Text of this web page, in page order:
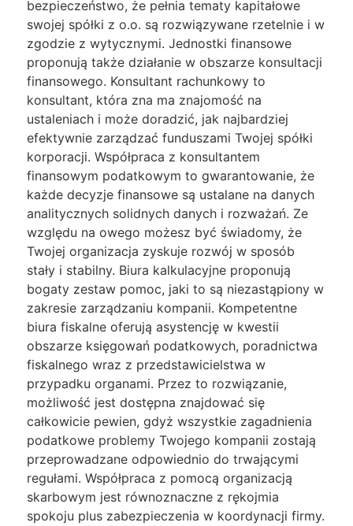
bezpieczeństwo, że pełnia tematy kapitałowe
swojej spółki z o.o. są rozwiązywane rzetelnie i w
zgodzie z wytycznymi. Jednostki finansowe
proponują także działanie w obszarze konsultacji
finansowego. Konsultant rachunkowy to
konsultant, która zna ma znajomość na
ustaleniach i może doradzić, jak najbardziej
efektywnie zarządzać funduszami Twojej spółki
korporacji. Współpraca z konsultantem
finansowym podatkowym to gwarantowanie, że
każde decyzje finansowe są ustalane na danych
analitycznych solidnych danych i rozważań. Ze
względu na owego możesz być świadomy, że
Twojej organizacja zyskuje rozwój w sposób
stały i stabilny. Biura kalkulacyjne proponują
bogaty zestaw pomoc, jaki to są niezastąpiony w
zakresie zarządzaniu kompanii. Kompetentne
biura fiskalne oferują asystencję w kwestii
obszarze księgowań podatkowych, poradnictwa
fiskalnego wraz z przedstawicielstwa w
przypadku organami. Przez to rozwiązanie,
możliwość jest dostępna znajdować się
całkowicie pewien, gdyż wszystkie zagadnienia
podatkowe problemy Twojego kompanii zostają
przeprowadzane odpowiednio do trwającymi
regułami. Współpraca z pomocą organizacją
skarbowym jest równoznaczne z rękojmia
spokoju plus zabezpieczenia w koordynacji firmy.